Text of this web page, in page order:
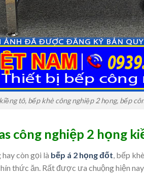
tô, bếp khè công nghiệp 2 họng, bếp
công nghiệp 2 họng
còn gọi là bếp á 2 họng đốt, bếp
thức ăn. Rất được ưa chuộng hiện